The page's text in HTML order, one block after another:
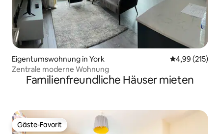
Eigentumswohnung in York
4,99 (215)
Zentrale moderne Wohnung
Familienfreundliche Häuser mieten
Gäste-Favorit
Gäste-Favorit